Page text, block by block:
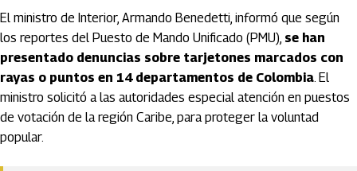
El ministro de Interior, Armando Benedetti, informó que según
los reportes del Puesto de Mando Unificado (PMU), se han
presentado denuncias sobre tarjetones marcados con
rayas o puntos en 14 departamentos de Colombia. El
ministro solicitó a las autoridades especial atención en puestos
de votación de la región Caribe, para proteger la voluntad
popular.